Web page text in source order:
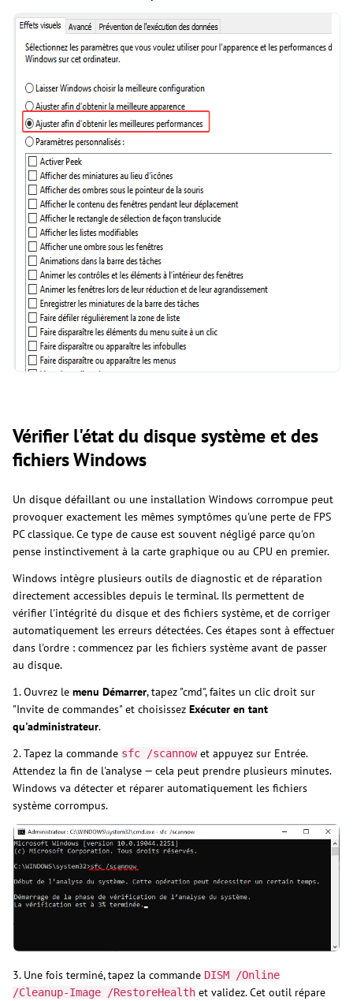
Vérifier l'état du disque système et des
fichiers Windows
Un disque défaillant ou une installation Windows corrompue peut
provoquer exactement les mêmes symptômes qu'une perte de FPS
PC classique. Ce type de cause est souvent négligé parce qu'on
pense instinctivement à la carte graphique ou au CPU en premier.
Windows intègre plusieurs outils de diagnostic et de réparation
directement accessibles depuis le terminal. Ils permettent de
vérifier l'intégrité du disque et des fichiers système, et de corriger
automatiquement les erreurs détectées. Ces étapes sont à effectuer
dans l'ordre : commencez par les fichiers système avant de passer
au disque.
1. Ouvrez le menu Démarrer, tapez "cmd", faites un clic droit sur
"Invite de commandes" et choisissez Exécuter en tant
qu'administrateur.
2. Tapez la commande sfc /scannowet appuyez sur Entrée.
Attendez la fin de l'analyse — cela peut prendre plusieurs minutes.
Windows va détecter et réparer automatiquement les fichiers
système corrompus.
3. Une fois terminé, tapez la commande DISM /Online
/Cleanup-Image /RestoreHealth et validez. Cet outil répare